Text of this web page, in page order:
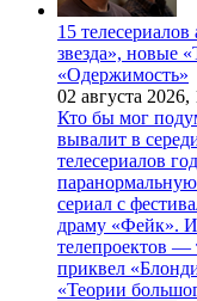
15
звезда», новые
«Одержимость»
02 августа 2026,
Кто бы мог
вывалит в
телесериалов
сериал с
драму «Фейк».
телепроектов —
приквел
«Теории